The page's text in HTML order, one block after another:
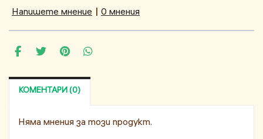
Напишете мнение | 0 мнения
КОМЕНТАРИ (0)
Няма мнения за този продукт.